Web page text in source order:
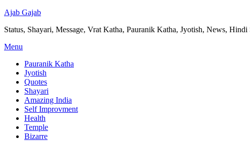
Ajab Gajab
Status, Shayari, Message, Vrat Katha, Pauranik Katha, Jyotish, News,
Menu
Pauranik Katha
Jyotish
Quotes
Shayari
Amazing India
Self Improvment
Health
Temple
Bizarre